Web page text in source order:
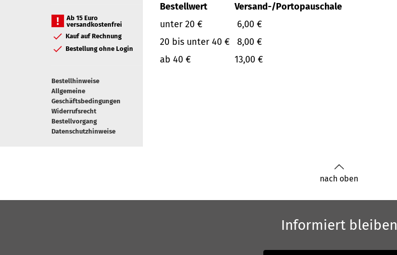
Ab 15 Euro
versandkostenfrei
Kauf auf Rechnung
Bestellung ohne Login
Bestellhinweise
Allgemeine
Geschäftsbedingungen
Widerrufsrecht
Bestellvorgang
Datenschutzhinweise
Bestellwert
Versand-/Portopauschale
unter 20 €
6,00 €
20 bis unter 40 €
8,00 €
ab 40 €
13,00 €
nach oben
Informiert bleiben